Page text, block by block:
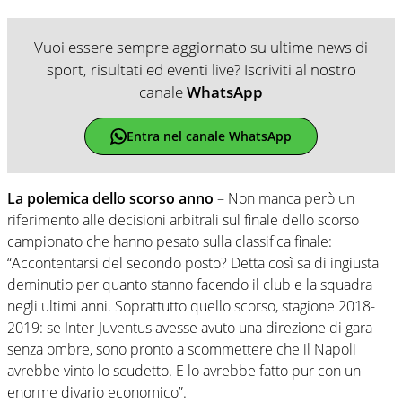
Vuoi essere sempre aggiornato su ultime news di
sport, risultati ed eventi live? Iscriviti al nostro
canaleWhatsApp
Entra nel canale WhatsApp
La polemica dello scorso anno – Non manca però un
riferimento alle decisioni arbitrali sul finale dello scorso
campionato che hanno pesato sulla classifica finale:
“Accontentarsi del secondo posto? Detta così sa di ingiusta
deminutio per quanto stanno facendo il club e la squadra
negli ultimi anni. Soprattutto quello scorso, stagione 2018-
2019: se Inter-Juventus avesse avuto una direzione di gara
senza ombre, sono pronto a scommettere che il Napoli
avrebbe vinto lo scudetto. E lo avrebbe fatto pur con un
enorme divario economico”.